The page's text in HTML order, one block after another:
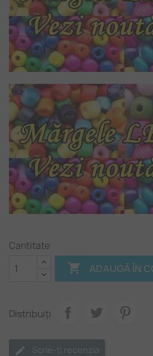
Cantitate
 ADAUGĂ ÎN
Distribuiți
Scrie-ți recenzia